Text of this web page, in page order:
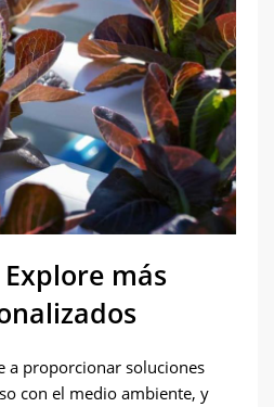
más
a proporcionar soluciones
con el medio ambiente, y